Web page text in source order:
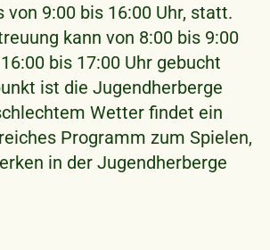
von 9:00 bis 16:00 Uhr, statt.
kann von 8:00 bis 9:00
bis 17:00 Uhr gebucht
ist die Jugendherberge
Wetter findet ein
Programm zum Spielen,
in der Jugendherberge